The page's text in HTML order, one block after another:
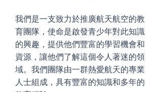
我們是一支致力於推廣航天航空的教
育團隊，使命是啟發青少年對此知識
的興趣，提供他們豐富的學習機會和
資源，讓他們了解這個令人著迷的領
域。我們團隊由一群熱愛航天的專業
人士組成，具有豐富的知識和多年的